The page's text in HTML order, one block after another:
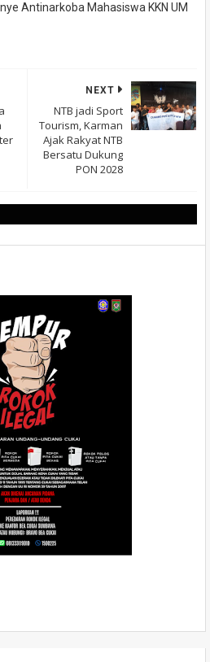
Antinarkoba Mahasiswa KKN UM
NEXT
NTB jadi Sport
Tourism, Karman
Ajak Rakyat NTB
Bersatu Dukung
PON 2028